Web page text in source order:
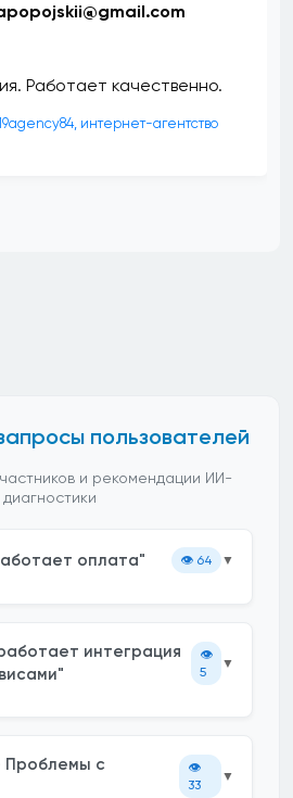
Работает качественно.
интернет-агентство
пользователей
и рекомендации ИИ-
диагностики
оплата" 👁️ 64 ▼
интеграция
👁️
5
▼
Проблемы с
👁️
33
▼